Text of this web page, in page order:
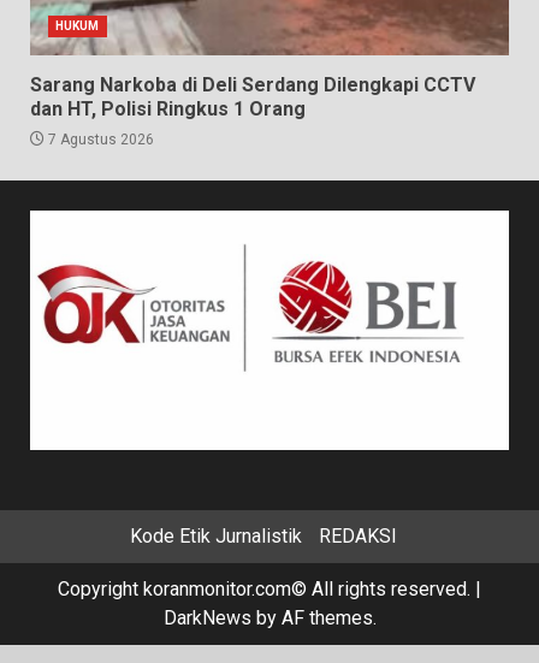
HUKUM
Sarang Narkoba di Deli Serdang Dilengkapi CCTV
dan HT, Polisi Ringkus 1 Orang
7 Agustus 2026
Kode Etik Jurnalistik REDAKSI
Copyright koranmonitor.com© All rights reserved. |
DarkNews by AF themes.